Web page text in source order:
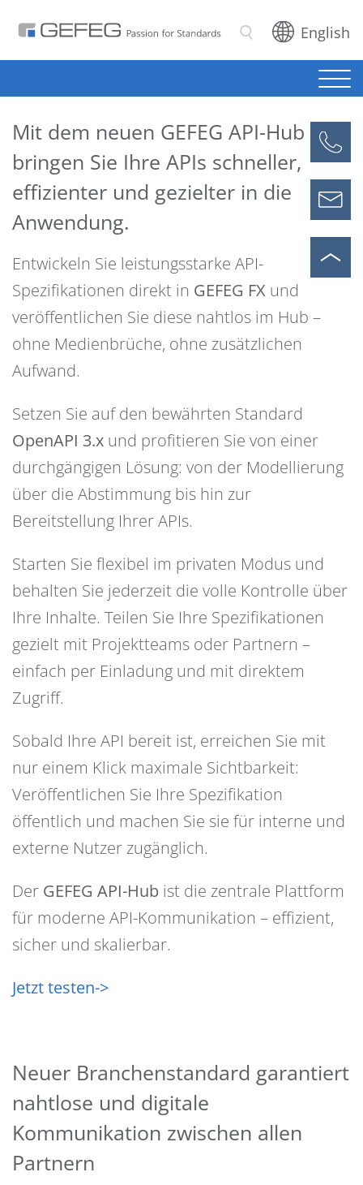
SuchenEnglish
Mit dem neuen GEFEG API-Hub
bringen Sie Ihre APIs schneller,
effizienter und gezielter in die
Anwendung.
Entwickeln Sie leistungsstarke API-
Spezifikationen direkt in GEFEG FX und
veröffentlichen Sie diese nahtlos im Hub –
ohne Medienbrüche, ohne zusätzlichen
Aufwand.
Setzen Sie auf den bewährten Standard
OpenAPI 3.x und profitieren Sie von einer
durchgängigen Lösung: von der Modellierung
über die Abstimmung bis hin zur
Bereitstellung Ihrer APIs.
Starten Sie flexibel im privaten Modus und
behalten Sie jederzeit die volle Kontrolle über
Ihre Inhalte. Teilen Sie Ihre Spezifikationen
gezielt mit Projektteams oder Partnern –
einfach per Einladung und mit direktem
Zugriff.
Sobald Ihre API bereit ist, erreichen Sie mit
nur einem Klick maximale Sichtbarkeit:
Veröffentlichen Sie Ihre Spezifikation
öffentlich und machen Sie sie für interne und
externe Nutzer zugänglich.
Der GEFEG API-Hub ist die zentrale Plattform
für moderne API-Kommunikation – effizient,
sicher und skalierbar.
Jetzt testen->
Neuer Branchenstandard garantiert
nahtlose und digitale
Kommunikation zwischen allen
Partnern